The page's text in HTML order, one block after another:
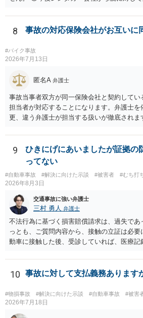
低いでしょう。 ◯親である私は今後どう対
権者に対してご自身は支払いを拒み、請求
8 事故の対応保険会社がお互いに
#バイク事故
2026年7月13日
匿名A 弁護士
事故当事者双方が同一保険会社と契約して
担当者が対応することになります。弁護士を
更、違う弁護士が担当する扱いが徹底され
9
ひきにげにあいましたが証拠の
ってない
#自動車事故 #解決に向けた示談 #被害者 #むち打
2026年8月3日
交通事故に強い弁護士
三村 勇人 弁護士
不法行為に基づく損害賠償請求は、過失であ
っとも、ご質問内容から、接触の立証は必
動車に接触した後、受診していれば、医療
士にご相談ください。
10 事故に対して支払義務あります
#物損事故 #解決に向けた示談 #自動車事故 #被害
2026年7月18日